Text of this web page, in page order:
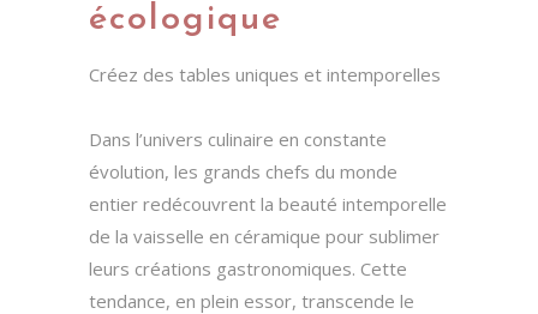
écologique
Créez des tables uniques et intemporelles
Dans l’univers culinaire en constante
évolution, les grands chefs du monde
entier redécouvrent la beauté intemporelle
de la vaisselle en céramique pour sublimer
leurs créations gastronomiques. Cette
tendance, en plein essor, transcende le